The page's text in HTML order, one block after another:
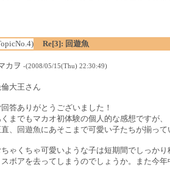
Re[3]: 回遊魚
カヲ -(2008/05/15(Thu) 22:30:49)
大王さん
回答ありがとうございました！
くまでもマカオ初体験の個人的な感想ですが、
、回遊魚にあそこまで可愛い子たちが揃って
ゃくちゃ可愛いような子は短期間でしっかり
スボアを去ってしまうのでしょうか。また今